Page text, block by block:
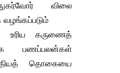
விலை
வழங்கப்படும்
உரிய கருணைத்
பணப்பலன்கள்
தொகையை